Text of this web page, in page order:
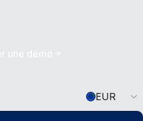
une démo
EUR